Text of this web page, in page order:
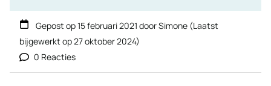
Gepost op15 februari 2021 doorSimone (Laatst
bijgewerkt op27 oktober 2024)
0 Reacties